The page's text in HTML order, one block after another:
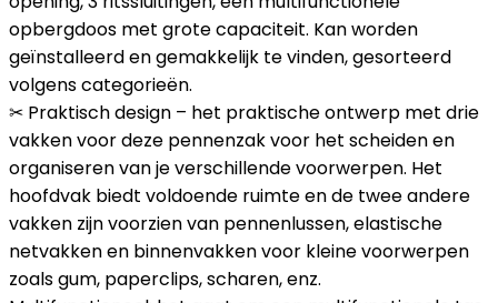
opbergdoos met grote capaciteit. Kan worden
geïnstalleerd en gemakkelijk te vinden, gesorteerd
volgens categorieën.
✂ Praktisch design – het praktische ontwerp met drie
vakken voor deze pennenzak voor het scheiden en
organiseren van je verschillende voorwerpen. Het
hoofdvak biedt voldoende ruimte en de twee andere
vakken zijn voorzien van pennenlussen, elastische
netvakken en binnenvakken voor kleine voorwerpen
zoals gum, paperclips, scharen, enz.